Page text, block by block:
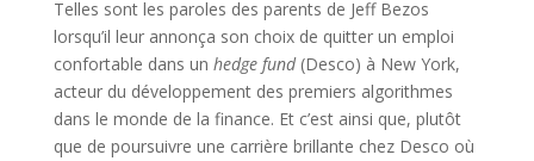
Telles sont les paroles des parents de Jeff Bezos
lorsqu’il leur annonça son choix de quitter un emploi
confortable dans un hedge fund(Desco) à New York,
acteur du développement des premiers algorithmes
dans le monde de la finance. Et c’est ainsi que, plutôt
que de poursuivre une carrière brillante chez Desco où